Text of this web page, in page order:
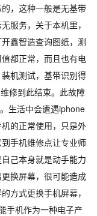
，这种一般是无基带
服务，关于本机里，
鑫智造查询图纸，测
都正常，而且也有电
机测试，基带识别得
修到此结束。此故障
生活中会遭遇iphone
的正常使用，只是外
手机维修点让专业师
己本身就是动手能力
换屏幕，很可能造成
方式更换手机屏幕，
手机作为一种电子产